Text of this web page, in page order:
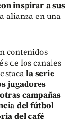
inspirar a sus
alianza en una
contenidos
de los canales
la serie
jugadores
campañas
del fútbol
del café